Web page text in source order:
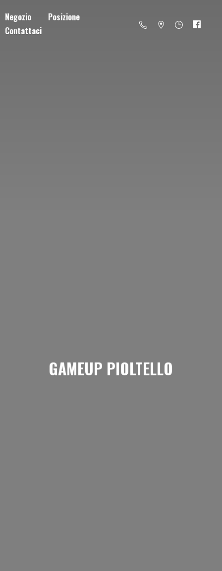
Negozio
Posizione
Contattaci
GAMEUP PIOLTELLO